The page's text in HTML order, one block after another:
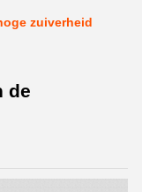
zuiverheid
de